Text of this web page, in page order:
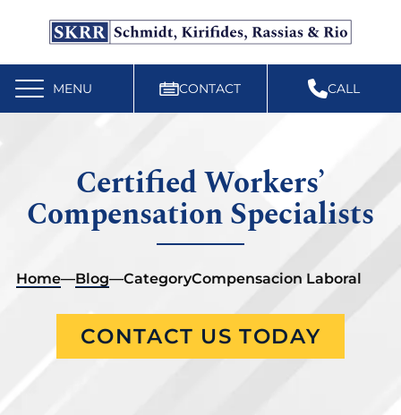
Free Workers’ Compensation Case Review
610-892-9300
MENU CONTACT CALL
Certified Workers’
Compensation Specialists
Home—Blog—CategoryCompensacion Laboral
CONTACT US TODAY